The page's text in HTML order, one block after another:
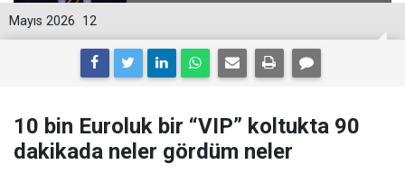
12
Mayıs 2026
10 bin Euroluk bir “VIP” koltukta 90
dakikada neler gördüm neler